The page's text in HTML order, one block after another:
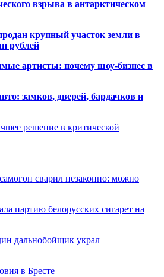
взрыва в антарктическом
крупный участок земли в
рублей
артисты: почему шоу-бизнес в
замков, дверей, бардачков и
решение в критической
сварил незаконно: можно
партию белорусских сигарет на
дальнобойщик украл
в Бресте